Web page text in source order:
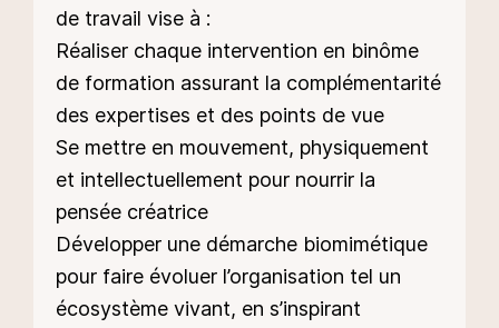
de travail vise à :
Réaliser chaque intervention en binôme
de formation assurant la complémentarité
des expertises et des points de vue
Se mettre en mouvement, physiquement
et intellectuellement pour nourrir la
pensée créatrice
Développer une démarche biomimétique
pour faire évoluer l’organisation tel un
écosystème vivant, en s’inspirant